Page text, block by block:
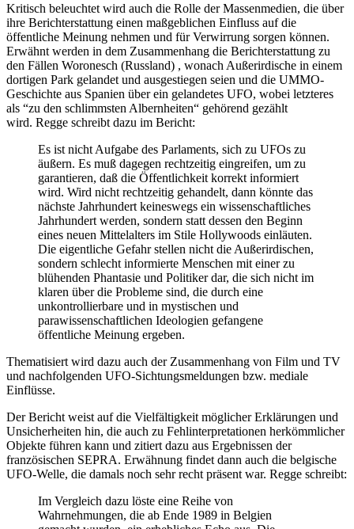
Kritisch beleuchtet wird auch die Rolle der Massenmedien, die über
ihre Berichterstattung einen maßgeblichen Einfluss auf die
öffentliche Meinung nehmen und für Verwirrung sorgen können.
Erwähnt werden in dem Zusammenhang die Berichterstattung zu
den Fällen Woronesch (Russland) , wonach Außerirdische in einem
dortigen Park gelandet und ausgestiegen seien und die UMMO-
Geschichte aus Spanien über ein gelandetes UFO, wobei letzteres
als “zu den schlimmsten Albernheiten“ gehörend gezählt
wird. Regge schreibt dazu im Bericht:
Es ist nicht Aufgabe des Parlaments, sich zu UFOs zu
äußern. Es muß dagegen rechtzeitig eingreifen, um zu
garantieren, daß die Öffentlichkeit korrekt informiert
wird. Wird nicht rechtzeitig gehandelt, dann könnte das
nächste Jahrhundert keineswegs ein wissenschaftliches
Jahrhundert werden, sondern statt dessen den Beginn
eines neuen Mittelalters im Stile Hollywoods einläuten.
Die eigentliche Gefahr stellen nicht die Außerirdischen,
sondern schlecht informierte Menschen mit einer zu
blühenden Phantasie und Politiker dar, die sich nicht im
klaren über die Probleme sind, die durch eine
unkontrollierbare und in mystischen und
parawissenschaftlichen Ideologien gefangene
öffentliche Meinung ergeben.
Thematisiert wird dazu auch der Zusammenhang von Film und TV
und nachfolgenden UFO-Sichtungsmeldungen bzw. mediale
Einflüsse.
Der Bericht weist auf die Vielfältigkeit möglicher Erklärungen und
Unsicherheiten hin, die auch zu Fehlinterpretationen herkömmlicher
Objekte führen kann und zitiert dazu aus Ergebnissen der
französischen SEPRA. Erwähnung findet dann auch die belgische
UFO-Welle, die damals noch sehr recht präsent war. Regge schreibt:
Im Vergleich dazu löste eine Reihe von
Wahrnehmungen, die ab Ende 1989 in Belgien